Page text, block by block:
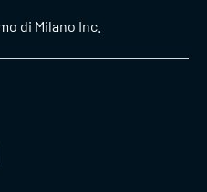
di Milano Inc.